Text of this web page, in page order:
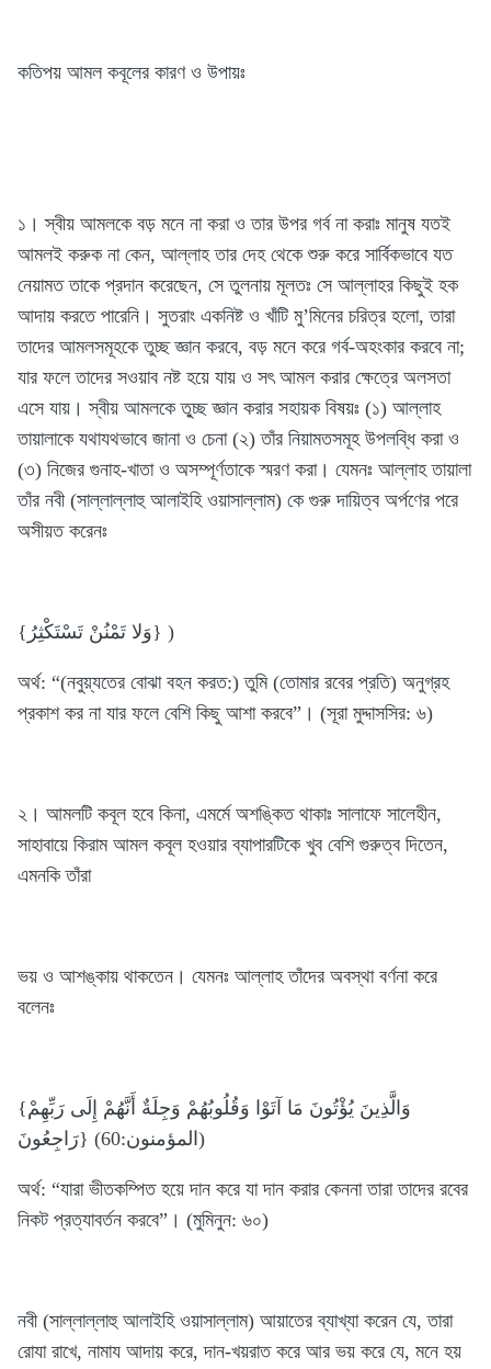
কতিপয় আমল কবূলের কারণ ও উপায়ঃ
১। স্বীয় আমলকে বড় মনে না করা ও তার উপর গর্ব না করাঃ মানুষ যতই
আমলই করুক না কেন, আল্লাহ তার দেহ থেকে শুরু করে সার্বিকভাবে যত
নেয়ামত তাকে প্রদান করেছেন, সে তুলনায় মূলতঃ সে আল্লাহর কিছুই হক
আদায় করতে পারেনি। সুতরাং একনিষ্ট ও খাঁটি মু’মিনের চরিত্র হলো, তারা
তাদের আমলসমূহকে তুচ্ছ জ্ঞান করবে, বড় মনে করে গর্ব-অহংকার করবে না;
যার ফলে তাদের সওয়াব নষ্ট হয়ে যায় ও সৎ আমল করার ক্ষেত্রে অলসতা
এসে যায়। স্বীয় আমলকে তু্‌চ্ছ জ্ঞান করার সহায়ক বিষয়ঃ (১) আল্লাহ
তায়ালাকে যথাযথভাবে জানা ও চেনা (২) তাঁর নিয়ামতসমূহ উপলব্ধি করা ও
(৩) নিজের গুনাহ-খাতা ও অসম্পূর্ণতাকে স্মরণ করা। যেমনঃ আল্লাহ তায়ালা
তাঁর নবী (সাল্লাল্লাহু আলাইহি ওয়াসাল্লাম) কে গুরু দায়িত্ব অর্পণের পরে
অসীয়ত করেনঃ
{وَلا تَمْنُنْ تَسْتَكْثِرُ} )
অর্থ: “(নবুয়্যতের বোঝা বহন করত:) তুমি (তোমার রবের প্রতি) অনুগ্রহ
প্রকাশ কর না যার ফলে বেশি কিছু আশা করবে”। (সূরা মুদ্দাসসির: ৬)
২। আমলটি কবূল হবে কিনা, এমর্মে অশঙ্কিত থাকাঃ সালাফে সালেহীন,
সাহাবায়ে কিরাম আমল কবূল হওয়ার ব্যাপারটিকে খুব বেশি গুরুত্ব দিতেন,
এমনকি তাঁরা
ভয় ও আশঙ্কায় থাকতেন। যেমনঃ আল্লাহ তাঁদের অবস্থা বর্ণনা করে
বলেনঃ
{وَالَّذِينَ يُؤْتُونَ مَا آتَوْا وَقُلُوبُهُمْ وَجِلَةٌ أَنَّهُمْ إِلَى رَبِّهِمْ
رَاجِعُونَ} (المؤمنون:60)
অর্থ: “যারা ভীতকম্পিত হয়ে দান করে যা দান করার কেননা তারা তাদের রবের
নিকট প্রত্যাবর্তন করবে”। (মুমিনুন: ৬০)
নবী (সাল্লাল্লাহু আলাইহি ওয়াসাল্লাম) আয়াতের ব্যাখ্যা করেন যে, তারা
রোযা রাখে, নামায আদায় করে, দান-খয়রাত করে আর ভয় করে যে, মনে হয়